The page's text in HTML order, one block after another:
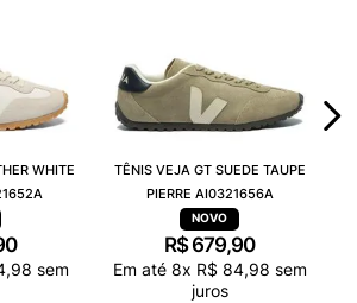
WHITE
,98 sem
TÊNIS VEJA GT SUEDE TAUPE
PIERRE AI0321656A
R$ 679,90
Em até 8x R$ 84,98 sem
juros